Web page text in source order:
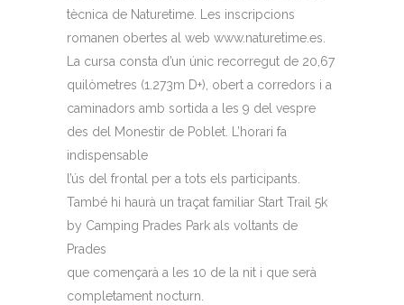
tècnica de Naturetime. Les inscripcions
romanen obertes al web www.naturetime.es.
La cursa consta d’un únic recorregut de 20,67
quilòmetres (1.273m D+), obert a corredors i a
caminadors amb sortida a les 9 del vespre
des del Monestir de Poblet. L’horari fa
indispensable
l’ús del frontal per a tots els participants.
També hi haurà un traçat familiar Start Trail 5k
by Camping Prades Park als voltants de
Prades
que començarà a les 10 de la nit i que serà
completament nocturn.